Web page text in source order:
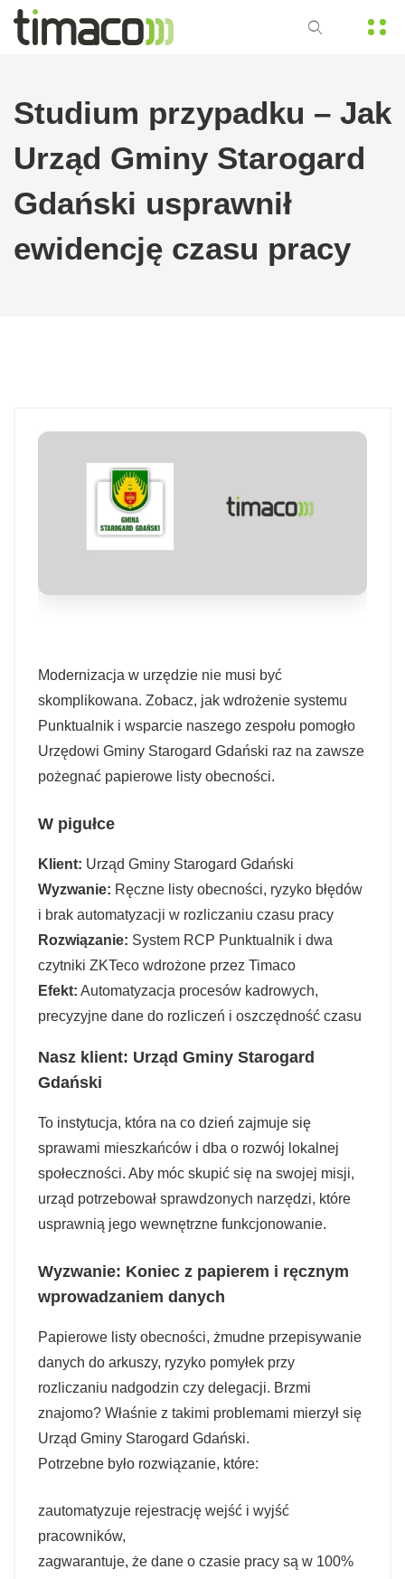
Studium przypadku – Jak
Urząd Gminy Starogard
Gdański usprawnił
ewidencję czasu pracy
Modernizacja w urzędzie nie musi być
skomplikowana. Zobacz, jak wdrożenie systemu
Punktualnik i wsparcie naszego zespołu pomogło
Urzędowi Gminy Starogard Gdański raz na zawsze
pożegnać papierowe listy obecności.
W pigułce
Klient: Urząd Gminy Starogard Gdański
Wyzwanie: Ręczne listy obecności, ryzyko błędów
i brak automatyzacji w rozliczaniu czasu pracy
Rozwiązanie: System RCP Punktualnik i dwa
czytniki ZKTeco wdrożone przez Timaco
Efekt: Automatyzacja procesów kadrowych,
precyzyjne dane do rozliczeń i oszczędność czasu
Nasz klient: Urząd Gminy Starogard
Gdański
To instytucja, która na co dzień zajmuje się
sprawami mieszkańców i dba o rozwój lokalnej
społeczności. Aby móc skupić się na swojej misji,
urząd potrzebował sprawdzonych narzędzi, które
usprawnią jego wewnętrzne funkcjonowanie.
Wyzwanie: Koniec z papierem i ręcznym
wprowadzaniem danych
Papierowe listy obecności, żmudne przepisywanie
danych do arkuszy, ryzyko pomyłek przy
rozliczaniu nadgodzin czy delegacji. Brzmi
znajomo? Właśnie z takimi problemami mierzył się
Urząd Gminy Starogard Gdański.
Potrzebne było rozwiązanie, które:
zautomatyzuje rejestrację wejść i wyjść
pracowników,
zagwarantuje, że dane o czasie pracy są w 100%